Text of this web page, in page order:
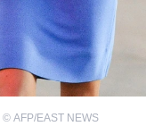
© AFP/EAST NEWS